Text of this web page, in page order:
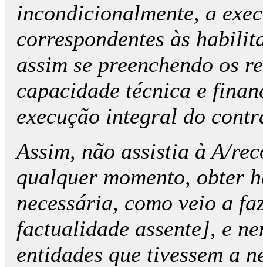
incondicionalmente, a
correspondentes às
assim se preenchendo os
capacidade técnica e
execução integral do
Assim, não assistia à A/
qualquer momento, obter
necessária, como veio a
factualidade assente], e
entidades que tivessem a